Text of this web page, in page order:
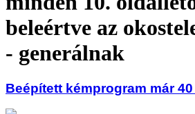
beleértve az
- generálnak
Beépített kémprogram már